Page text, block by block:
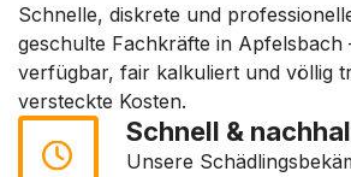
Schnelle, diskrete und
geschulte Fachkräfte in Apfelsbach
verfügbar, fair kalkuliert und völlig
versteckte Kosten.
Schnell &
Unsere